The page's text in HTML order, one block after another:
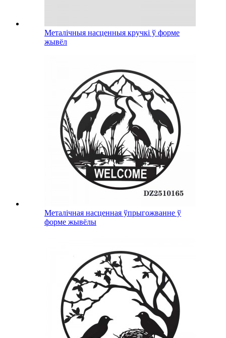
Металічныя насценныя кручкі ў форме
жывёл
Металічная насценная ўпрыгожванне ў
форме жывёлы